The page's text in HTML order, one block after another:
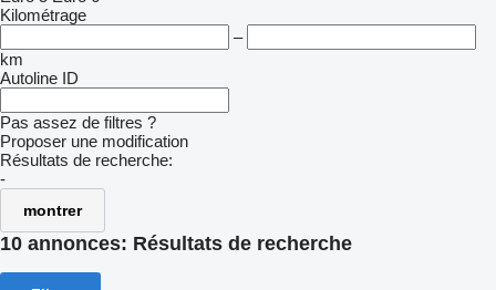
Kilométrage
–
km
Autoline ID
Pas assez de filtres ?
Proposer une modification
Résultats de recherche:
-
montrer
10 annonces: Résultats de recherche